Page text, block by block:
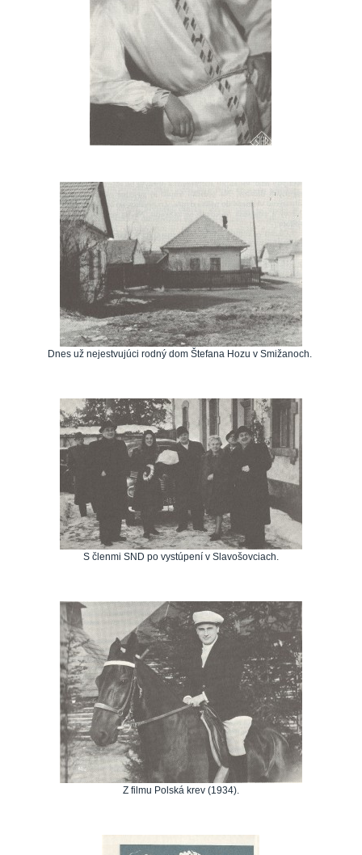
Dnes už nejestvujúci rodný dom Štefana Hozu v Smižanoch.
S členmi SND po vystúpení v Slavošovciach.
Z filmu Polská krev (1934).